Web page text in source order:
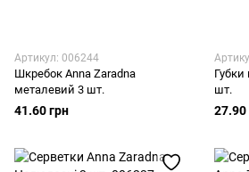
Артикул: 006244
Шкребок Anna Zaradna
металевий 3 шт.
41.60 грн
Губки
шт.
27.90